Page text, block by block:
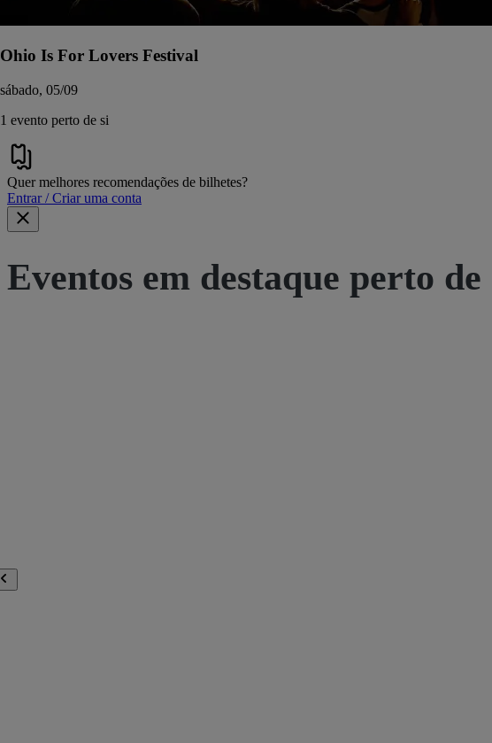
Ohio Is For Lovers Festival
sábado, 05/09
1 evento perto de si
Quer melhores recomendações de bilhetes?
Entrar / Criar uma conta
Eventos em destaque perto de